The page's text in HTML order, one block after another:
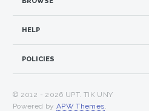
HELP
POLICIES
© 2012 - 2026 UPT. TIK UNY
Powered by APW Themes